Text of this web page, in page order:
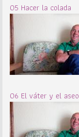
05 Hacer la colada
06 El váter y el aseo